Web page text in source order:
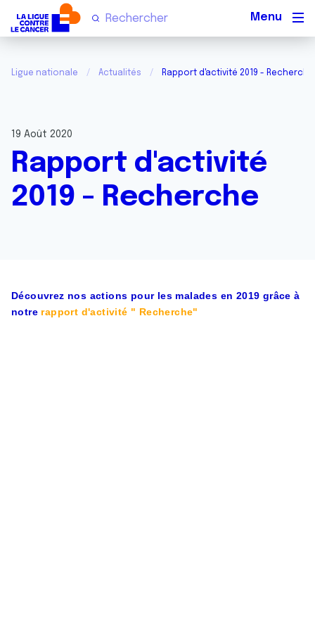
Ligue nationale Actualités Rapport d'activité 2019 - Recherche
19 Août 2020
Rapport d'activité
2019 - Recherche
Découvrez nos actions pour les malades en 2019 grâce à
notre rapport d'activité " Recherche"